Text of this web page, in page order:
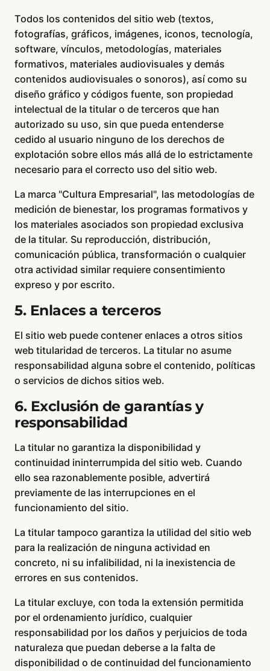
Todos los contenidos del sitio web (textos,
fotografías, gráficos, imágenes, iconos, tecnología,
software, vínculos, metodologías, materiales
formativos, materiales audiovisuales y demás
contenidos audiovisuales o sonoros), así como su
diseño gráfico y códigos fuente, son propiedad
intelectual de la titular o de terceros que han
autorizado su uso, sin que pueda entenderse
cedido al usuario ninguno de los derechos de
explotación sobre ellos más allá de lo estrictamente
necesario para el correcto uso del sitio web.
La marca "Cultura Empresarial", las metodologías de
medición de bienestar, los programas formativos y
los materiales asociados son propiedad exclusiva
de la titular. Su reproducción, distribución,
comunicación pública, transformación o cualquier
otra actividad similar requiere consentimiento
expreso y por escrito.
5. Enlaces a terceros
El sitio web puede contener enlaces a otros sitios
web titularidad de terceros. La titular no asume
responsabilidad alguna sobre el contenido, políticas
o servicios de dichos sitios web.
6. Exclusión de garantías y
responsabilidad
La titular no garantiza la disponibilidad y
continuidad ininterrumpida del sitio web. Cuando
ello sea razonablemente posible, advertirá
previamente de las interrupciones en el
funcionamiento del sitio.
La titular tampoco garantiza la utilidad del sitio web
para la realización de ninguna actividad en
concreto, ni su infalibilidad, ni la inexistencia de
errores en sus contenidos.
La titular excluye, con toda la extensión permitida
por el ordenamiento jurídico, cualquier
responsabilidad por los daños y perjuicios de toda
naturaleza que puedan deberse a la falta de
disponibilidad o de continuidad del funcionamiento